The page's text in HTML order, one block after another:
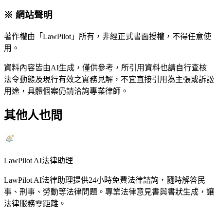
※ 網站聲明
著作權由「LawPilot」所有，非經正式書面授權，不得任意使
用。
資料內容皆由AI生成，僅供參考，所引用資料也請自行查核
法令動態及現行有效之實務見解，不宜直接引用為主張或訴訟
用途，具體個案仍請洽詢專業律師。
其他人也問
LawPilot AI法律助理
LawPilot AI法律助理提供24小時免費法律諮詢，隨時解答民
事、刑事、勞動等法律問題。專業法律意見書與書狀生成，讓
法律服務零距離。